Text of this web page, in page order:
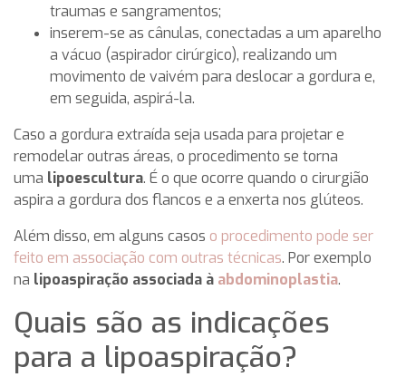
traumas e sangramentos;
inserem-se as cânulas, conectadas a um aparelho
a vácuo (aspirador cirúrgico), realizando um
movimento de vaivém para deslocar a gordura e,
em seguida, aspirá-la.
Caso a gordura extraída seja usada para projetar e
remodelar outras áreas, o procedimento se torna
uma lipoescultura. É o que ocorre quando o cirurgião
aspira a gordura dos flancos e a enxerta nos glúteos.
Além disso, em alguns casos o procedimento pode ser
feito em associação com outras técnicas. Por exemplo
na lipoaspiração associada à abdominoplastia.
Quais são as indicações
para a lipoaspiração?